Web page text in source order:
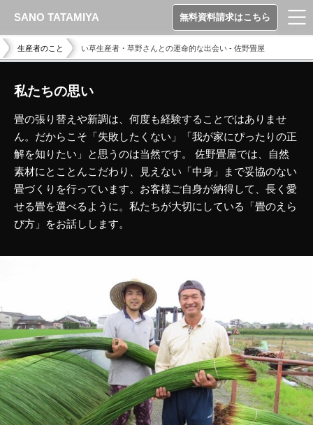
生産者のこと い草生産者・草野さんとの運命的な出会い - 佐野畳屋
私たちの思い
畳の張り替えや新調は、何度も経験することではありませ
ん。だからこそ「失敗したくない」「我が家にぴったりの正
解を知りたい」と思うのは当然です。 佐野畳屋では、自然
素材にとことんこだわり、見えない「中身」まで妥協のない
畳づくりを行っています。お客様ご自身が納得して、長く愛
せる畳を選べるように。私たちが大切にしている「畳のえら
び方」をお話しします。
SANO TATAMIYA 無料資料請求はこちら